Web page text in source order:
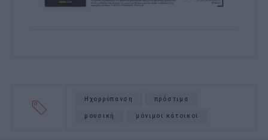
Ηχορρύπανση πρόστιμα
μουσική μόνιμοι κάτοικοι